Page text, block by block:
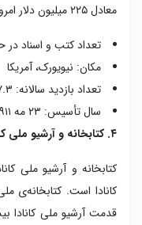
معادل ۲۲۵ میلیون دلار امروزی، ساخته شده است.
تعداد کتب و اسناد در حال
مکان: نیویورک، آمریکا
تعداد بازدید سالانه: ۱۷.۳ میلیون نفر
سال تأسیس: ۲۳ مه ۱۹۱۱
۴. کتابخانه و آرشیو ملی کانادا
کتابخانه و آرشیو ملی